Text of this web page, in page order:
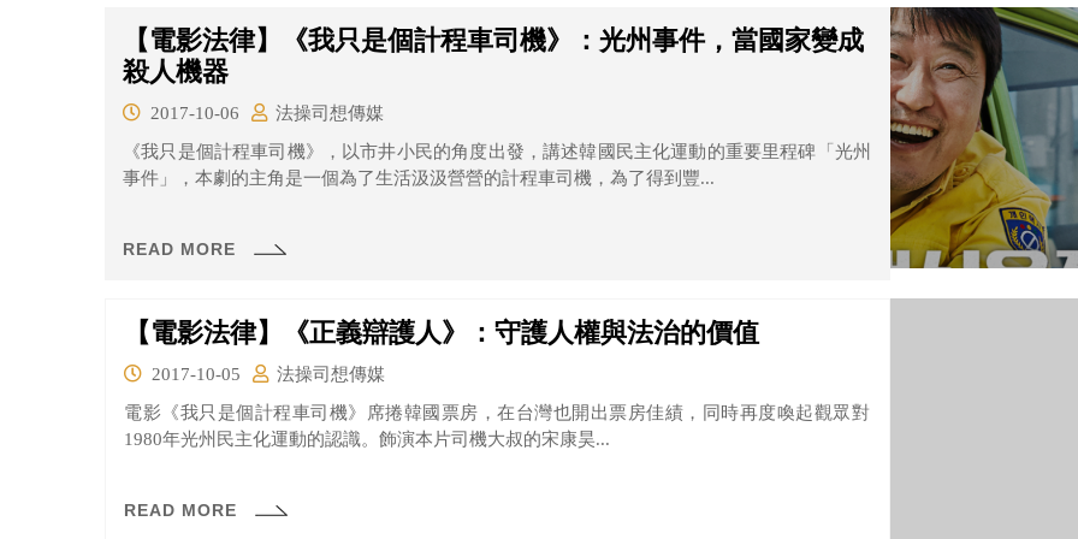
【電影法律】《我只是個計程車司機》：光州事件，當國家變成
殺人機器
2017-10-06
法操司想傳媒
《我只是個計程車司機》，以市井小民的角度出發，講述韓國民主化運動的重要里程碑「光州
事件」，本劇的主角是一個為了生活汲汲營營的計程車司機，為了得到豐...
READ MORE
【電影法律】《正義辯護人》：守護人權與法治的價值
2017-10-05
法操司想傳媒
電影《我只是個計程車司機》席捲韓國票房，在台灣也開出票房佳績，同時再度喚起觀眾對
1980年光州民主化運動的認識。飾演本片司機大叔的宋康昊...
READ MORE